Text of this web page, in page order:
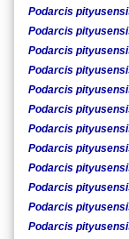
Podarcis
Podarcis
Podarcis
Podarcis
Podarcis
Podarcis
Podarcis
Podarcis
Podarcis
Podarcis
Podarcis
Podarcis